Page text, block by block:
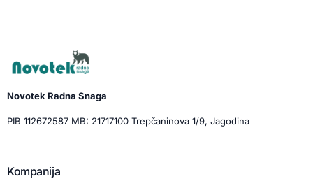
Novotek Radna Snaga
PIB 112672587 MB: 21717100 Trepčaninova 1/9, Jagodina
Kompanija